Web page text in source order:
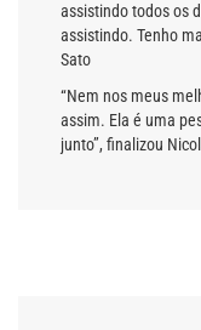
assistindo todos os
assistindo. Tenho
Sato
“Nem nos meus
assim. Ela é uma
junto”, finalizou